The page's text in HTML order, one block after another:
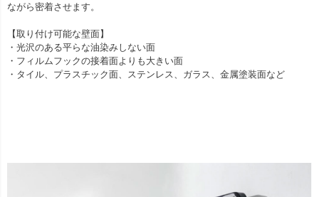
ながら密着させます。
【取り付け可能な壁面】
・光沢のある平らな油染みしない面
・フィルムフックの接着面よりも大きい面
・タイル、プラスチック面、ステンレス、ガラス、金属塗装面など